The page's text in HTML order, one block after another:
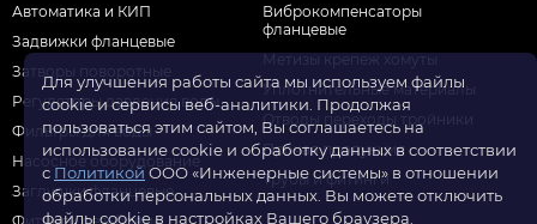
Автоматика и КИП
Задвижки фланцевые
Затворы поворотные
Регуляторы давления воды
Фильтры для воды
Насосное оборудование
Заглушки фланцевые
Виброкомпенсаторы
фланцевые
Метизы крепеж хомуты
Уплотнительные материалы
Отводы переходы тройники
Прочая продукция
Трубы и фитинги
Для улучшения работы сайта мы используем файлы
cookie и сервисы веб-аналитики. Продолжая
пользоваться этим сайтом, Вы соглашаетесь на
использование cookie и обработку данных в соответствии
с Политикой ООО «Инженерные системы» в отношении
обработки персональных данных. Вы можете отключить
файлы cookie в настройках Вашего браузера.